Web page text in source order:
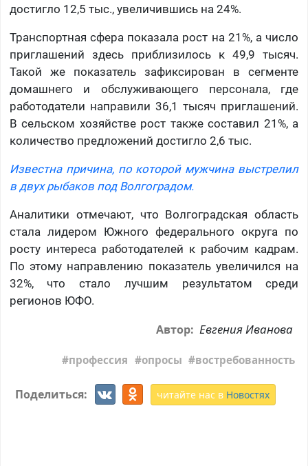
достигло 12,5 тыс., увеличившись на 24%.
Транспортная сфера показала рост на 21%, а число
приглашений здесь приблизилось к 49,9 тысяч.
Такой же показатель зафиксирован в сегменте
домашнего и обслуживающего персонала, где
работодатели направили 36,1 тысяч приглашений.
В сельском хозяйстве рост также составил 21%, а
количество предложений достигло 2,6 тыс.
Известна причина, по которой мужчина выстрелил
в двух рыбаков под Волгоградом.
Аналитики отмечают, что Волгоградская область
стала лидером Южного федерального округа по
росту интереса работодателей к рабочим кадрам.
По этому направлению показатель увеличился на
32%, что стало лучшим результатом среди
регионов ЮФО.
Автор: Евгения Иванова
профессия опросы востребованность
Поделиться: читайте нас в Новостях